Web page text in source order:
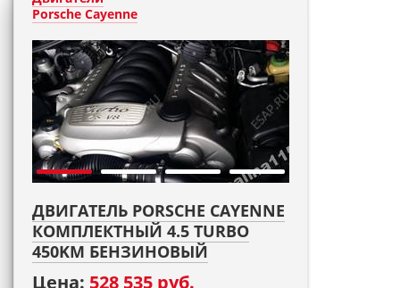
Porsche Cayenne
ДВИГАТЕЛЬ PORSCHE CAYENNE
КОМПЛЕКТНЫЙ 4.5 TURBO
450KM БЕНЗИНОВЫЙ
Цена: 528 535 руб.